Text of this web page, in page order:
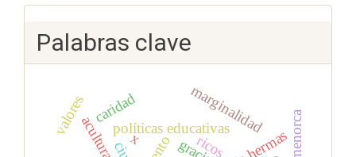
Palabras clave
x
políticas educativas
marginalidad
ricos
caridad
valores